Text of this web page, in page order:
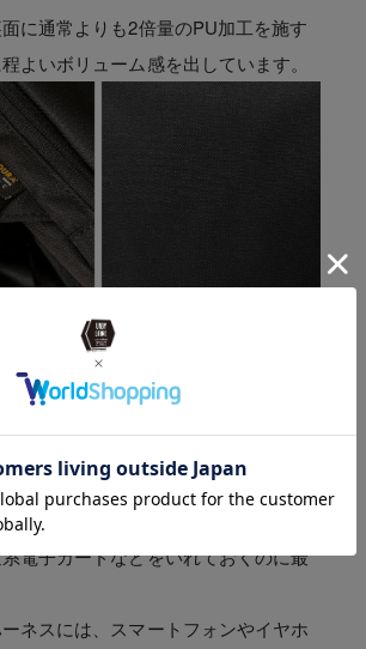
に通常よりも2倍量のPU加工を施す
よいボリューム感を出しています。
抜群、小物類ポケッ
い物をいれておく腰ポケットがあり
電子カードなどをいれておくのに最
ネスには、スマートフォンやイヤホ